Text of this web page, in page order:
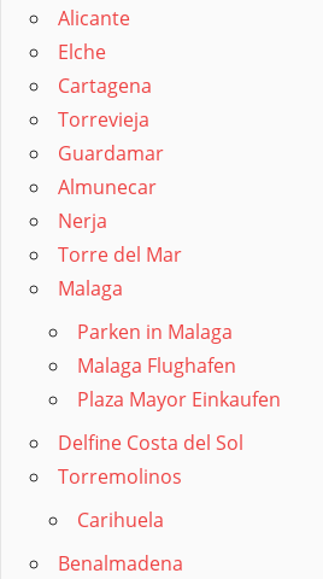
Alicante
Elche
Cartagena
Torrevieja
Guardamar
Almunecar
Nerja
Torre del Mar
Malaga
Parken in Malaga
Malaga Flughafen
Plaza Mayor Einkaufen
Delfine Costa del Sol
Torremolinos
Carihuela
Benalmadena